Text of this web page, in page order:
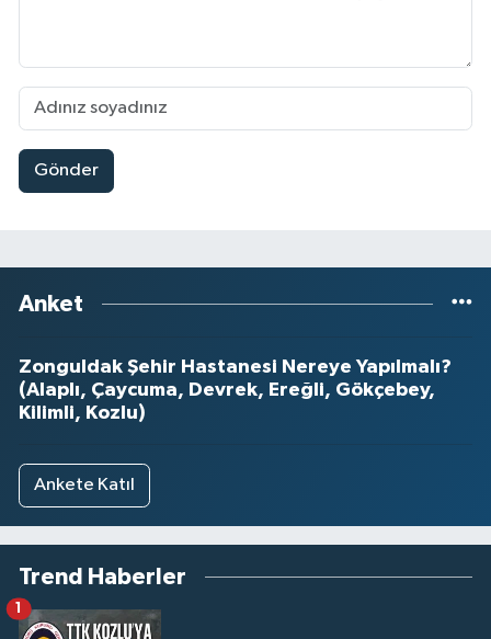
Gönder
Anket
Zonguldak Şehir Hastanesi Nereye Yapılmalı?
(Alaplı, Çaycuma, Devrek, Ereğli, Gökçebey,
Kilimli, Kozlu)
Ankete Katıl
Trend Haberler
1